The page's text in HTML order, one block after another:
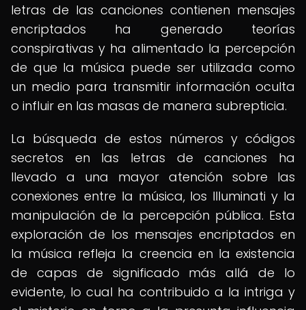
letras de las canciones contienen mensajes
encriptados ha generado teorías
conspirativas y ha alimentado la percepción
de que la música puede ser utilizada como
un medio para transmitir información oculta
o influir en las masas de manera subrepticia.
La búsqueda de estos números y códigos
secretos en las letras de canciones ha
llevado a una mayor atención sobre las
conexiones entre la música, los Illuminati y la
manipulación de la percepción pública. Esta
exploración de los mensajes encriptados en
la música refleja la creencia en la existencia
de capas de significado más allá de lo
evidente, lo cual ha contribuido a la intriga y